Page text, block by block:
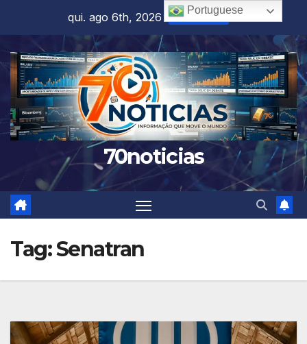
content
qui. ago 6th, 2026 5:33:40 AM
70noticias
Tag:Senatran
Portuguese